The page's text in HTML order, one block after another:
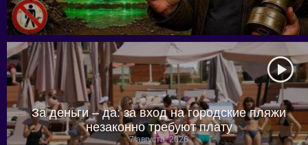
За деньги – да: за вход на городские пляжи
незаконно требуют плату
7 августа, 2026